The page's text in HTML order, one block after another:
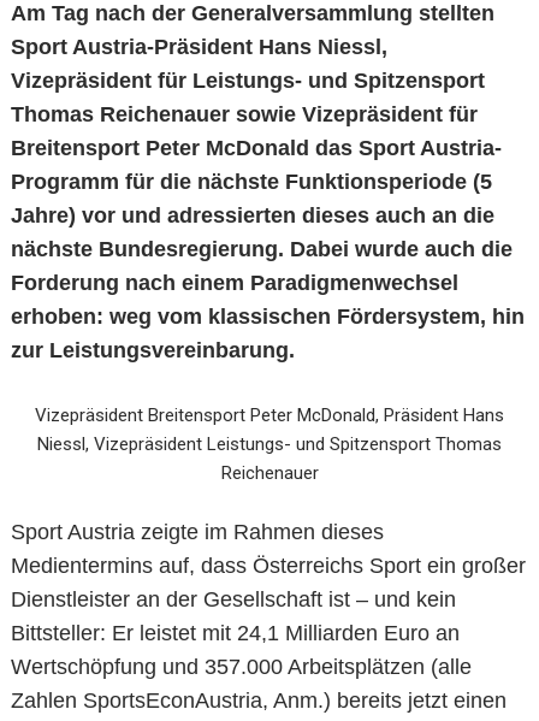
Am Tag nach der Generalversammlung stellten
Sport Austria-Präsident Hans Niessl,
Vizepräsident für Leistungs- und Spitzensport
Thomas Reichenauer sowie Vizepräsident für
Breitensport Peter McDonald das Sport Austria-
Programm für die nächste Funktionsperiode (5
Jahre) vor und adressierten dieses auch an die
nächste Bundesregierung. Dabei wurde auch die
Forderung nach einem Paradigmenwechsel
erhoben: weg vom klassischen Fördersystem, hin
zur Leistungsvereinbarung.
Vizepräsident Breitensport Peter McDonald, Präsident Hans
Niessl, Vizepräsident Leistungs- und Spitzensport Thomas
Reichenauer
Sport Austria zeigte im Rahmen dieses
Medientermins auf, dass Österreichs Sport ein großer
Dienstleister an der Gesellschaft ist – und kein
Bittsteller: Er leistet mit 24,1 Milliarden Euro an
Wertschöpfung und 357.000 Arbeitsplätzen (alle
Zahlen SportsEconAustria, Anm.) bereits jetzt einen